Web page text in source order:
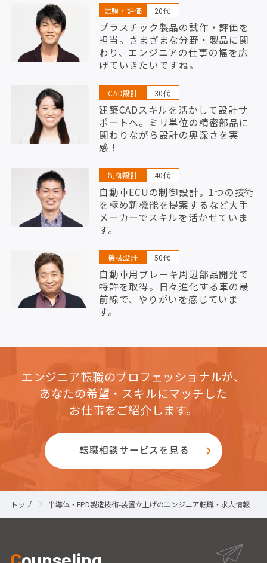
試験・評価 20代
プラスチック製品の試作・評価を
担当。さまざまな分野・製品に関
わり、エンジニアの仕事の幅を広
げていきたいですね。
CAD設計 30代
建築CADスキルを活かして設計サ
ポートへ。ミリ単位の精密部品に
関わりながら設計の奥深さを実
感！
制御設計 40代
自動車ECUの制御設計。1つの技術
を極め新機能を提案するなど大手
メーカーでスキルを活かせていま
す。
機械設計 50代
自動車用ブレーキ周辺部品開発で
特許を取得。日々進化する車の最
前線で、やりがいを感じていま
す。
エンジニア転職のプロフェッショナルが、
あなたの希望・スキルにマッチした
お仕事をご紹介します。
転職相談サービスを見る
トップ 半導体・FPD製造技術-装置立上げのエンジニア転職・求人情報